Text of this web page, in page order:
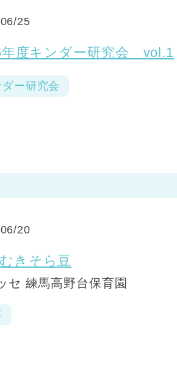
25
年度キンダー研究会 vol.1
ー研究会
20
きそら豆
セ 練馬高野台保育園